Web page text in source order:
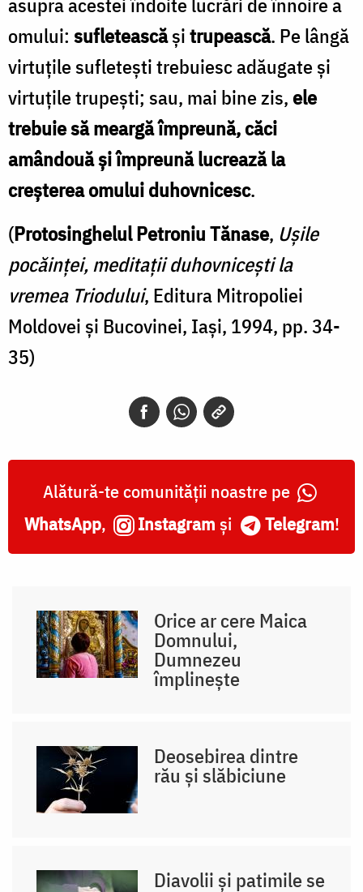
omului: sufleteascășitrupească. Pe lângă
virtuțile sufletești trebuiesc adăugate și
virtuțile trupești; sau, mai bine zis,ele
trebuie să meargă împreună, căci
amândouă și împreună lucrează la
creșterea omului duhovnicesc.
(Protosinghelul Petroniu Tănase, Ușile
pocăinței, meditații duhovnicești la
vremea Triodului, Editura Mitropoliei
Moldovei și Bucovinei, Iași, 1994, pp. 34-
35)
Alătură-te comunității noastre pe
WhatsApp, Instagram și Telegram!
Orice ar cere Maica
Domnului,
Dumnezeu
împlinește
Deosebirea dintre
rău și slăbiciune
Diavolii și patimile se